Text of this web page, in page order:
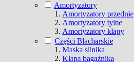
Amortyzatory
Amortyzatory przednie
Amortyzatory tylne
Amortyzatory klapy
Części Blacharskie
Maska silnika
Klapa bagażnika